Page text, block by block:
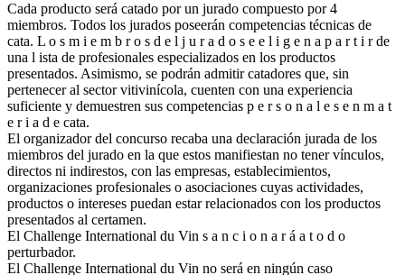
Cada producto será catado por un jurado compuesto por 4
miembros. Todos los jurados poseerán competencias técnicas de
cata. L o s m i e m b r o s d e l j u r a d o s e e l i g e n a p a r t i r de
una l ista de profesionales especializados en los productos
presentados. Asimismo, se podrán admitir catadores que, sin
pertenecer al sector vitivinícola, cuenten con una experiencia
suficiente y demuestren sus competencias p e r s o n a l e s e n m a t
e r i a d e cata.
El organizador del concurso recaba una declaración jurada de los
miembros del jurado en la que estos manifiestan no tener vínculos,
directos ni indirestos, con las empresas, establecimientos,
organizaciones profesionales o asociaciones cuyas actividades,
productos o intereses puedan estar relacionados con los productos
presentados al certamen.
El Challenge International du Vin s a n c i o n a r á a t o d o
perturbador.
El Challenge International du Vin no será en ningún caso